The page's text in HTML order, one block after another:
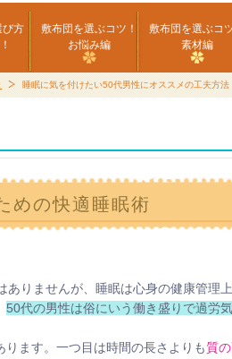
び方
敷布団を選ぶコツ！
お悩み編
敷布団を選ぶコ
素材編
睡眠に気を付けたい50代男性にオススメの工夫方法
めの快適睡眠術
ありませんが、睡眠は心身の健康管理
50代の男性は俗にいう働き盛りで過労
ます。一つ目は時間の長さよりも質